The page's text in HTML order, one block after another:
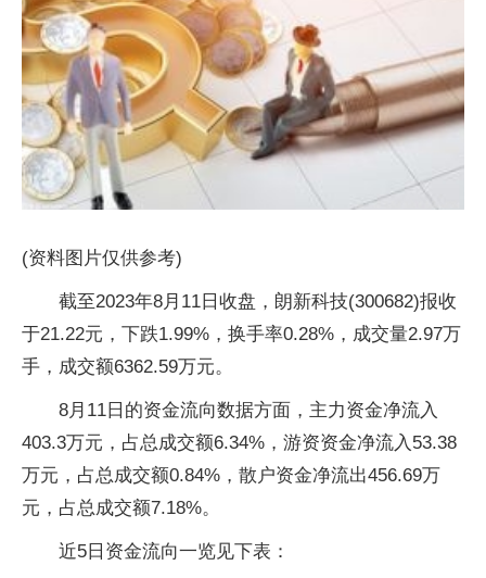
(资料图片仅供参考)
截至2023年8月11日收盘，朗新科技(300682)报收
于21.22元，下跌1.99%，换手率0.28%，成交量2.97万
手，成交额6362.59万元。
8月11日的资金流向数据方面，主力资金净流入
403.3万元，占总成交额6.34%，游资资金净流入53.38
万元，占总成交额0.84%，散户资金净流出456.69万
元，占总成交额7.18%。
近5日资金流向一览见下表：